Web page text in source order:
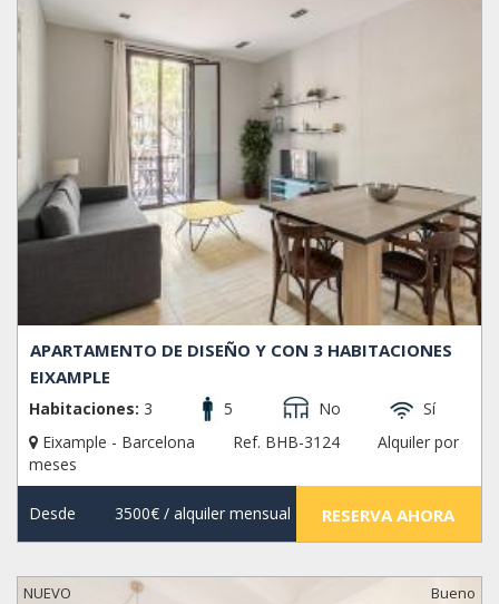
APARTAMENTO DE DISEÑO Y CON 3 HABITACIONES
EIXAMPLE
Habitaciones: 3 5 No
Sí
Eixample - Barcelona
Ref. BHB-3124
Alquiler por
meses
Desde 3500€/ alquiler mensual RESERVA AHORA
NUEVO Bueno